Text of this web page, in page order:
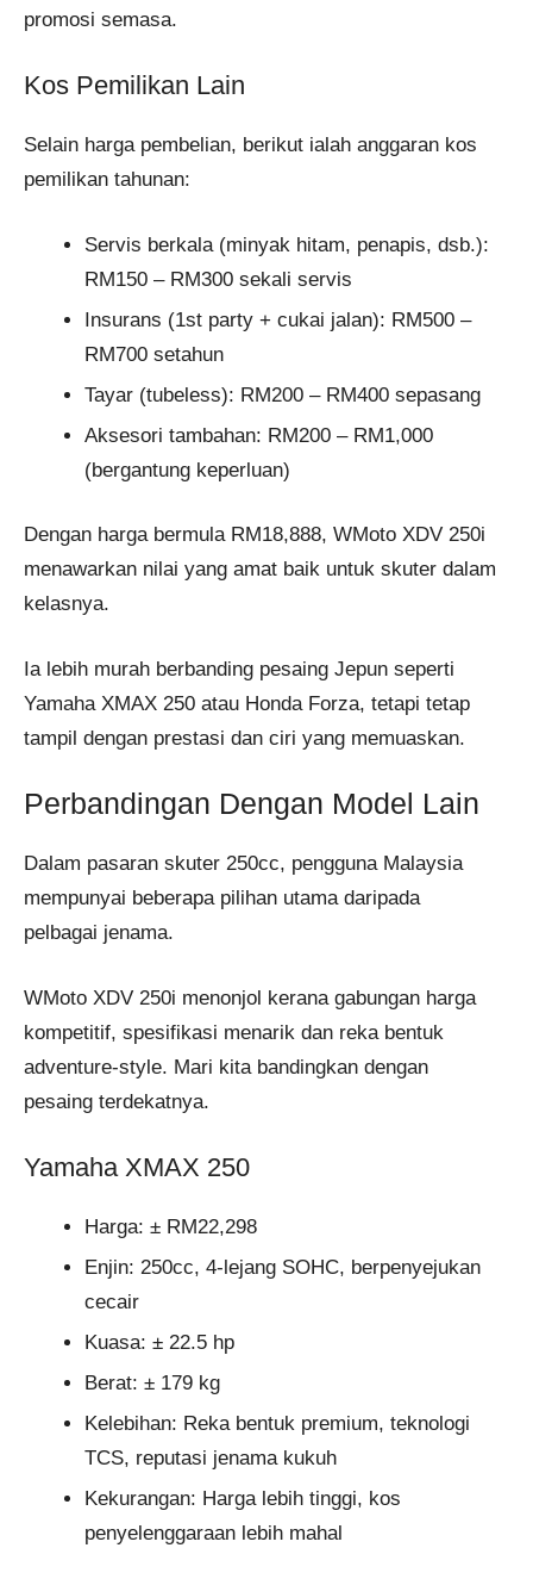
promosi semasa.
Kos Pemilikan Lain
Selain harga pembelian, berikut ialah anggaran kos
pemilikan tahunan:
Servis berkala (minyak hitam, penapis, dsb.):
RM150 – RM300 sekali servis
Insurans (1st party + cukai jalan): RM500 –
RM700 setahun
Tayar (tubeless): RM200 – RM400 sepasang
Aksesori tambahan: RM200 – RM1,000
(bergantung keperluan)
Dengan harga bermula RM18,888, WMoto XDV 250i
menawarkan nilai yang amat baik untuk skuter dalam
kelasnya.
Ia lebih murah berbanding pesaing Jepun seperti
Yamaha XMAX 250 atau Honda Forza, tetapi tetap
tampil dengan prestasi dan ciri yang memuaskan.
Perbandingan Dengan Model Lain
Dalam pasaran skuter 250cc, pengguna Malaysia
mempunyai beberapa pilihan utama daripada
pelbagai jenama.
WMoto XDV 250i menonjol kerana gabungan harga
kompetitif, spesifikasi menarik dan reka bentuk
adventure-style. Mari kita bandingkan dengan
pesaing terdekatnya.
Yamaha XMAX 250
Harga: ± RM22,298
Enjin: 250cc, 4-lejang SOHC, berpenyejukan
cecair
Kuasa: ± 22.5 hp
Berat: ± 179 kg
Kelebihan: Reka bentuk premium, teknologi
TCS, reputasi jenama kukuh
Kekurangan: Harga lebih tinggi, kos
penyelenggaraan lebih mahal